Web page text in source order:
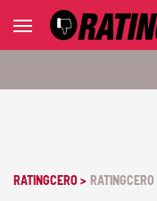
RATINGCERO > RATINGCERO